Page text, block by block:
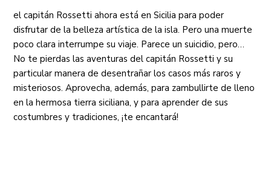
el capitán Rossetti ahora está en Sicilia para poder
disfrutar de la belleza artística de la isla. Pero una muerte
poco clara interrumpe su viaje. Parece un suicidio, pero…
No te pierdas las aventuras del capitán Rossetti y su
particular manera de desentrañar los casos más raros y
misteriosos. Aprovecha, además, para zambullirte de lleno
en la hermosa tierra siciliana, y para aprender de sus
costumbres y tradiciones, ¡te encantará!